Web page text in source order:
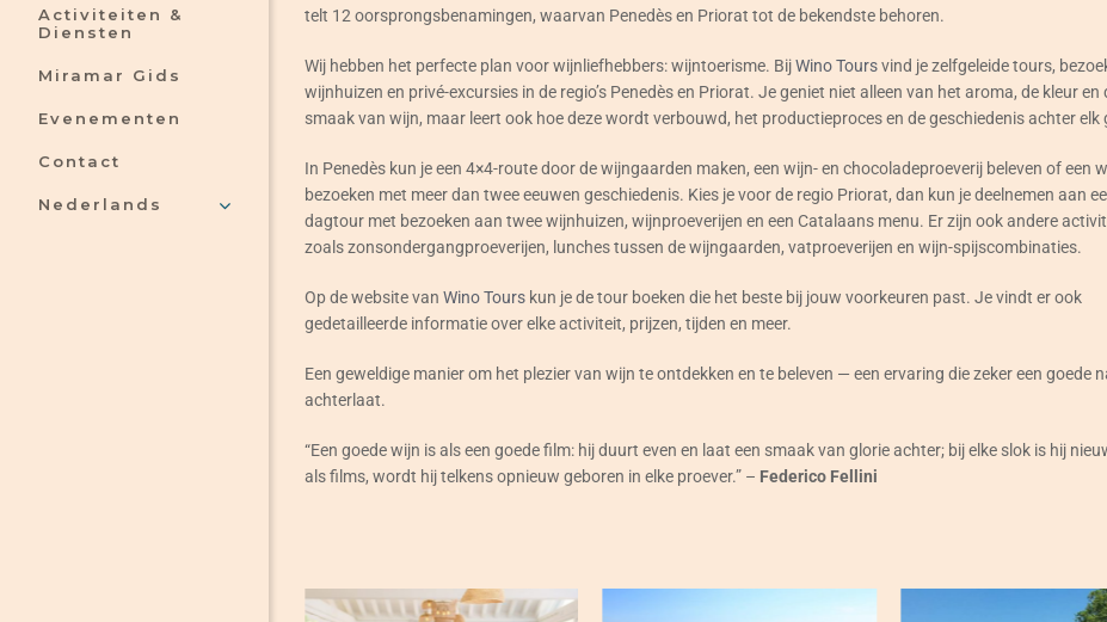
Activiteiten &
Diensten
Miramar Gids
Evenementen
Contact
Nederlands
telt 12 oorsprongsbenamingen, waarvan Penedès en Priorat tot de bekendste behoren.
Wij hebben het perfecte plan voor wijnliefhebbers: wijntoerisme. BijWino Toursvind je zelfgeleide tours,
wijnhuizen en privé-excursies in de regio’s Penedès en Priorat. Je geniet niet alleen van het aroma, de kleur en
smaak van wijn, maar leert ook hoe deze wordt verbouwd, het productieproces en de geschiedenis achter elk
In Penedès kun je een 4×4-route door de wijngaarden maken, een wijn- en chocoladeproeverij beleven of een
bezoeken met meer dan twee eeuwen geschiedenis. Kies je voor de regio Priorat, dan kun je deelnemen aan
dagtour met bezoeken aan twee wijnhuizen, wijnproeverijen en een Catalaans menu. Er zijn ook andere
zoals zonsondergangproeverijen, lunches tussen de wijngaarden, vatproeverijen en wijn-spijscombinaties.
Op de website van Wino Tourskun je de tour boeken die het beste bij jouw voorkeuren past. Je vindt er ook
gedetailleerde informatie over elke activiteit, prijzen, tijden en meer.
Een geweldige manier om het plezier van wijn te ontdekken en te beleven — een ervaring die zeker een goede
achterlaat.
“Een goede wijn is als een goede film: hij duurt even en laat een smaak van glorie achter; bij elke slok is hij
als films, wordt hij telkens opnieuw geboren in elke proever.” – Federico Fellini